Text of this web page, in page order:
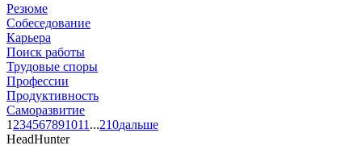
Резюме
Собеседование
Карьера
Поиск работы
Трудовые споры
Профессии
Продуктивность
Саморазвитие
1 234567891011 ...210дальше
HeadHunter